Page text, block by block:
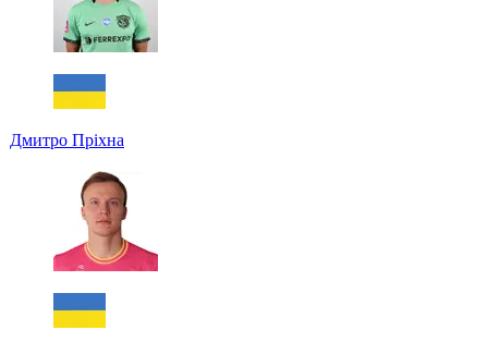
Дмитро Пріхна